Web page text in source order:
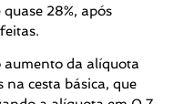
28%, após
aumento da alíquota
na cesta básica, que